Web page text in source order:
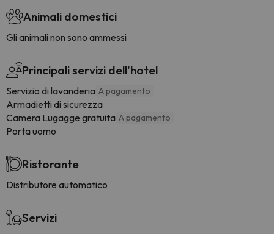
Animali domestici
Gli animali non sono ammessi
Principali servizi dell'hotel
Servizio di lavanderia A pagamento
Armadietti di sicurezza
Camera Lugagge gratuita A pagamento
Porta uomo
Ristorante
Distributore automatico
Servizi